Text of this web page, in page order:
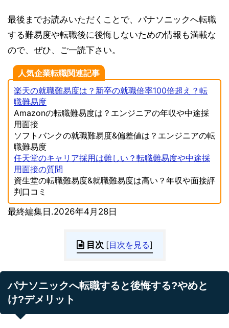
最後までお読みいただくことで、パナソニックへ転職
する難易度や転職後に後悔しないための情報も満載な
ので、ぜひ、ご一読下さい。
人気企業転職関連記事
楽天の就職難易度は？新卒の就職倍率100倍超え？転
職難易度
Amazonの転職難易度は？エンジニアの年収や中途採
用面接
ソフトバンクの就職難易度&偏差値は？エンジニアの転
職難易度
任天堂のキャリア採用は難しい？転職難易度や中途採
用面接の質問
資生堂の転職難易度&就職難易度は高い？年収や面接評
判口コミ
最終編集日.2026年4月28日
目次 [目次を見る]
パナソニックへ転職すると後悔する?やめと
け?デメリット